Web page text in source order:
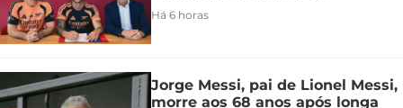
Há 6 horas
Jorge Messi, pai de Lionel Messi,
morre aos 68 anos após longa